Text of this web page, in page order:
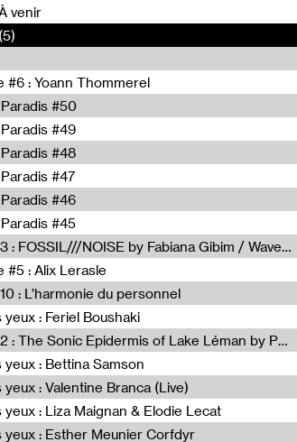
venir
#6 : Yoann Thommerel
#50
#49
#48
#47
#46
#45
Radia Show #1113 : FOSSIL///NOISE by Fabiana Gibim / Wave Farm
#5 : Alix Lerasle
: L’harmonie du personnel
: Feriel Boushaki
Radia Show #1112 : The Sonic Epidermis of Lake Léman by Paul Courlet / Guest Slot
: Bettina Samson
: Valentine Branca (Live)
: Liza Maignan & Elodie Lecat
yeux : Esther Meunier Corfdyr